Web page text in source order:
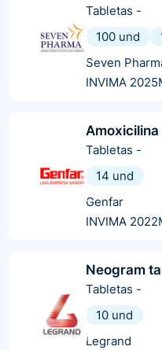
Tabletas -
100 und
Seven
INVIMA
Amoxicilina
Tabletas -
14 und
Genfar
INVIMA
Neogram
Tabletas -
10 und
Legrand